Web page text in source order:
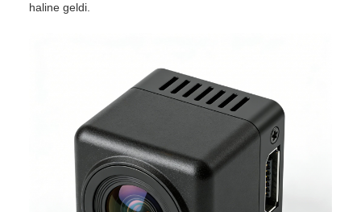
haline geldi.